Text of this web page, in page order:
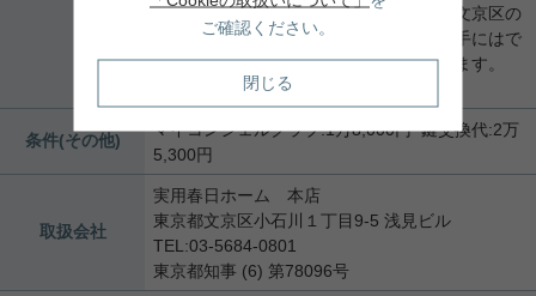
ださい。地元を知り尽くしたスタッフが文京区の
不動産についてお手伝いいたします。大手にはで
きない地元ならではのサービスを行ってます。
条件(その他)
マイコンシェルクラブ:1万8,000円 鍵交換代:2万
5,300円
取扱会社
実用春日ホーム 本店
東京都文京区小石川１丁目9-5 浅見ビル
TEL:03-5684-0801
東京都知事 (6) 第78096号
ご確認ください。
閉じる